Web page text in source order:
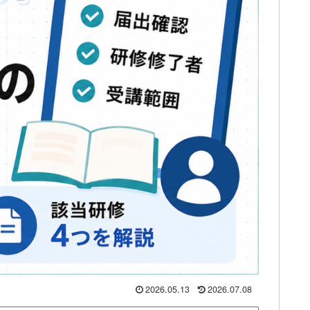
2026.05.13 2026.07.08